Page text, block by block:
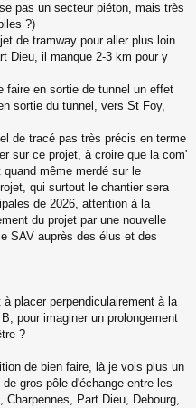
pas un secteur piéton, mais très
?)
de tramway pour aller plus loin
Dieu, il manque 2-3 km pour y
faire en sortie de tunnel un effet
sortie du tunnel, vers St Foy,
de tracé pas très précis en terme
sur ce projet, à croire que la com'
même merdé sur le
qui surtout le chantier sera
de 2026, attention à la
du projet par une nouvelle
SAV auprès des élus et des
placer perpendiculairement à la
pour imaginer un prolongement
?
de bien faire, là je vois plus un
gros pôle d'échange entre les
Part Dieu, Debourg,